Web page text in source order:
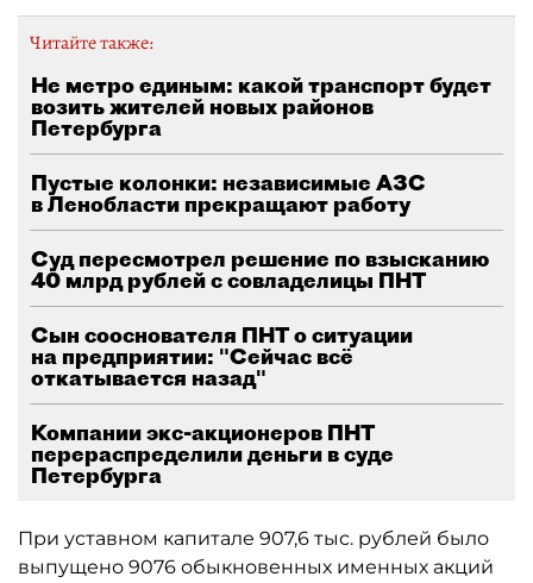
Читайте также:
Не метро единым: какой транспорт будет
возить жителей новых районов
Петербурга
Пустые колонки: независимые АЗС
в Ленобласти прекращают работу
Суд пересмотрел решение по взысканию
40 млрд рублей с совладелицы ПНТ
Сын сооснователя ПНТ о ситуации
на предприятии: "Сейчас всё
откатывается назад"
Компании экс-акционеров ПНТ
перераспределили деньги в суде
Петербурга
При уставном капитале 907,6 тыс. рублей было
выпущено 9076 обыкновенных именных акций